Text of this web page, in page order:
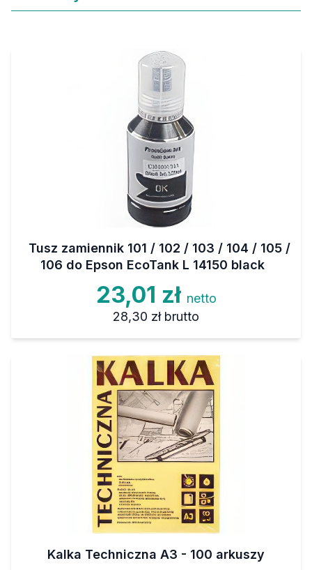
Tusz zamiennik 101 / 102 / 103 / 104 / 105 /
106 do Epson EcoTank L 14150 black
23,01 zł netto
28,30 zł brutto
Kalka Techniczna A3 - 100 arkuszy